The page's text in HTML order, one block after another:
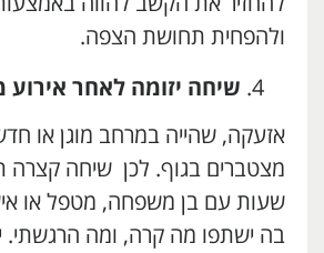
ולהפחית תחושת הצפה.
שיחה יזומה לאחר אירוע
אזעקה, שהייה במרחב מוגן או
שעות עם בן משפחה, מטפל או
בה ישתפו מה קרה, ומה הרגשתי.